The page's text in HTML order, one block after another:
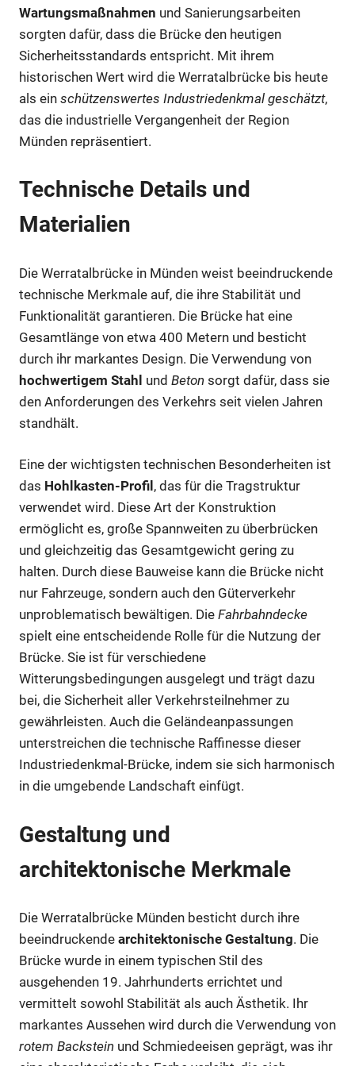
Wartungsmaßnahmen und Sanierungsarbeiten
sorgten dafür, dass die Brücke den heutigen
Sicherheitsstandards entspricht. Mit ihrem
historischen Wert wird die Werratalbrücke bis heute
als ein schützenswertes Industriedenkmal geschätzt,
das die industrielle Vergangenheit der Region
Münden repräsentiert.
Technische Details und
Materialien
Die Werratalbrücke in Münden weist beeindruckende
technische Merkmale auf, die ihre Stabilität und
Funktionalität garantieren. Die Brücke hat eine
Gesamtlänge von etwa 400 Metern und besticht
durch ihr markantes Design. Die Verwendung von
hochwertigem Stahl und Beton sorgt dafür, dass sie
den Anforderungen des Verkehrs seit vielen Jahren
standhält.
Eine der wichtigsten technischen Besonderheiten ist
das Hohlkasten-Profil , das für die Tragstruktur
verwendet wird. Diese Art der Konstruktion
ermöglicht es, große Spannweiten zu überbrücken
und gleichzeitig das Gesamtgewicht gering zu
halten. Durch diese Bauweise kann die Brücke nicht
nur Fahrzeuge, sondern auch den Güterverkehr
unproblematisch bewältigen. Die Fahrbahndecke
spielt eine entscheidende Rolle für die Nutzung der
Brücke. Sie ist für verschiedene
Witterungsbedingungen ausgelegt und trägt dazu
bei, die Sicherheit aller Verkehrsteilnehmer zu
gewährleisten. Auch die Geländeanpassungen
unterstreichen die technische Raffinesse dieser
Industriedenkmal-Brücke, indem sie sich harmonisch
in die umgebende Landschaft einfügt.
Gestaltung und
architektonische Merkmale
Die Werratalbrücke Münden besticht durch ihre
beeindruckende architektonische Gestaltung. Die
Brücke wurde in einem typischen Stil des
ausgehenden 19. Jahrhunderts errichtet und
vermittelt sowohl Stabilität als auch Ästhetik. Ihr
markantes Aussehen wird durch die Verwendung von
rotem Backstein und Schmiedeeisen geprägt, was ihr